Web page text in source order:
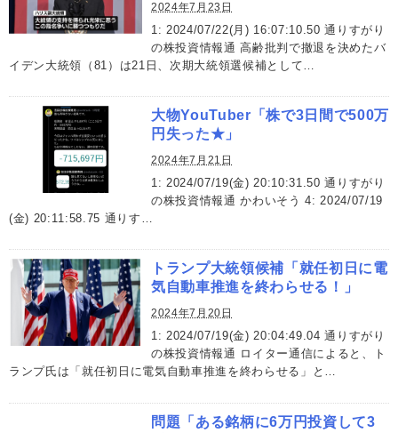
2024年7月23日
1: 2024/07/22(月) 16:07:10.50 通りすがり
の株投資情報通 高齢批判で撤退を決めたバ
イデン大統領（81）は21日、次期大統領選候補として…
大物YouTuber「株で3日間で500万
円失った★」
2024年7月21日
1: 2024/07/19(金) 20:10:31.50 通りすがり
の株投資情報通 かわいそう 4: 2024/07/19
(金) 20:11:58.75 通りす…
トランプ大統領候補「就任初日に電
気自動車推進を終わらせる！」
2024年7月20日
1: 2024/07/19(金) 20:04:49.04 通りすがり
の株投資情報通 ロイター通信によると、ト
ランプ氏は「就任初日に電気自動車推進を終わらせる」と…
問題「ある銘柄に6万円投資して3